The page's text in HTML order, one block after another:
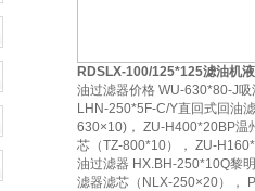
RDSLX-100/125*125滤油机
油过滤器价格 WU-630*80-J
LHN-250*5F-C/Y直回式回油
630×10)， ZU-H400*20BP温
芯（TZ-800*10）， ZU-
油过滤器 HX.BH-250*10Q黎
滤器滤芯（NLX-250×20），